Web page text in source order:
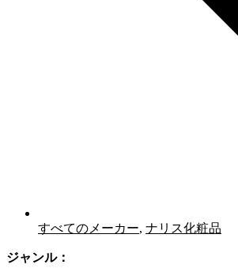
すべてのメーカー, ナリス化粧品
ジャンル：